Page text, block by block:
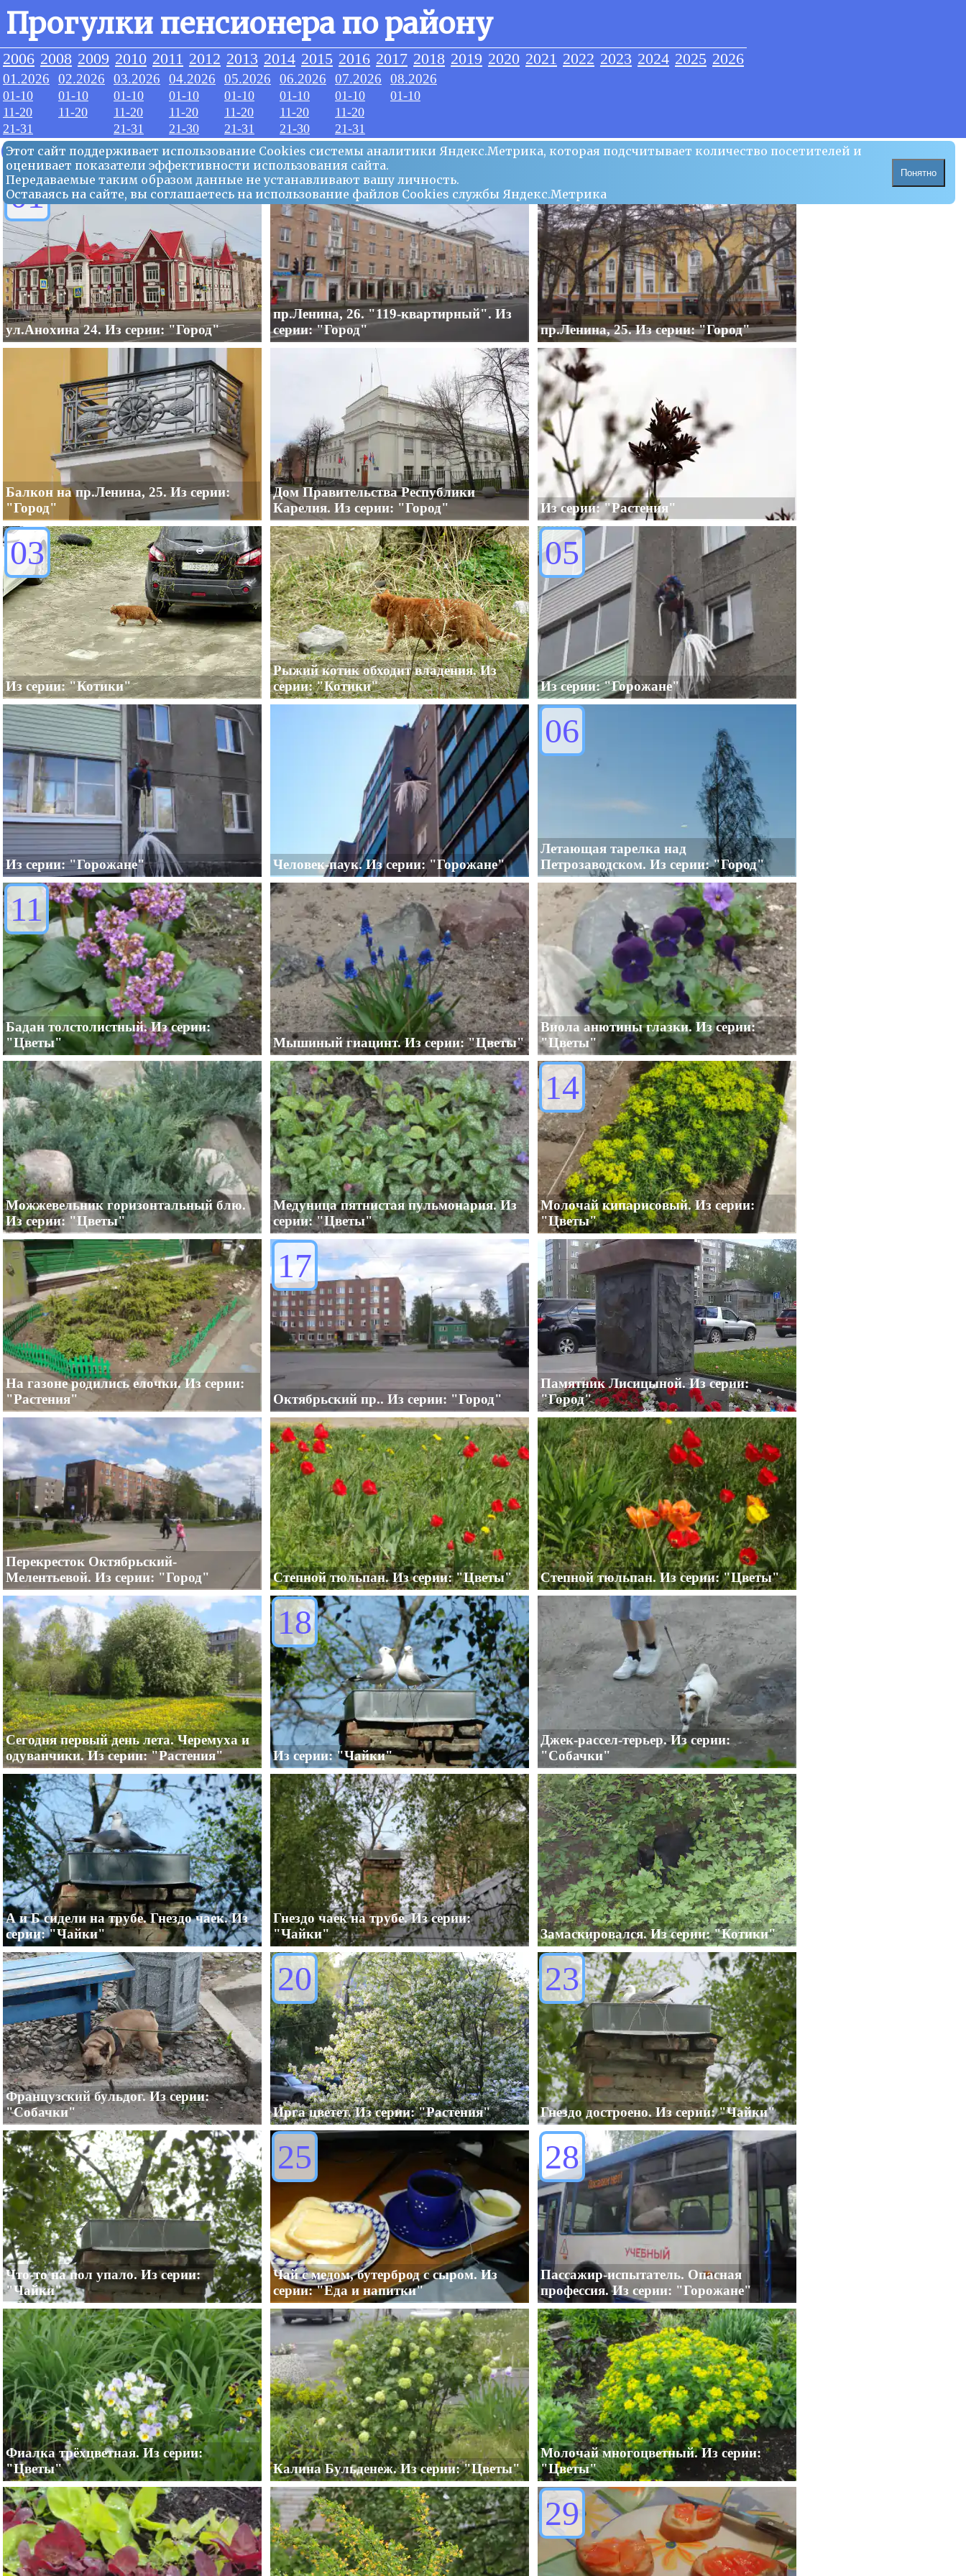
Прогулки пенсионера по району
2006 2008 2009 2010 2011 2012 2013 2014 2015 2016 2017 2018 2019 2020 2021 2022 2023 2024 2025 2026
01.2026
01-10
11-20
21-31
02.2026
01-10
11-20
03.2026
01-10
11-20
21-31
04.2026
01-10
11-20
21-30
05.2026
01-10
11-20
21-31
06.2026
01-10
11-20
21-30
07.2026
01-10
11-20
21-31
08.2026
01-10
Этот сайт поддерживает использование Сookies системы аналитики Яндекс.Метрика, которая подсчитывает количество посетителей и
оценивает показатели эффективности использования сайта.
Передаваемые таким образом данные не устанавливают вашу личность.
Оставаясь на сайте, вы соглашаетесь на использование файлов Сookies службы Яндекс.Метрика
Понятно
05.2026
01
ул.Анохина 24. Из серии: "Город"
пр.Ленина, 26. "119-квартирный". Из
серии: "Город"
пр.Ленина, 25. Из серии: "Город"
Балкон на пр.Ленина, 25. Из серии:
"Город"
Дом Правительства Республики
Карелия. Из серии: "Город"
Из серии: "Растения"
03
Из серии: "Котики"
Рыжий котик обходит владения. Из
серии: "Котики"
05
Из серии: "Горожане"
Из серии: "Горожане" Человек-паук. Из серии: "Горожане"
06
Летающая тарелка над
Петрозаводском. Из серии: "Город"
11
Бадан толстолистный. Из серии:
"Цветы"
Мышиный гиацинт. Из серии: "Цветы"
Виола анютины глазки. Из серии:
"Цветы"
Можжевельник горизонтальный блю.
Из серии: "Цветы"
Медуница пятнистая пульмонария. Из
серии: "Цветы"
14
Молочай кипарисовый. Из серии:
"Цветы"
На газоне родились елочки. Из серии:
"Растения"
17
Октябрьский пр.. Из серии: "Город"
Памятник Лисицыной. Из серии:
"Город"
Перекресток Октябрьский-
Мелентьевой. Из серии: "Город"
Степной тюльпан. Из серии: "Цветы" Степной тюльпан. Из серии: "Цветы"
Сегодня первый день лета. Черемуха и
одуванчики. Из серии: "Растения"
18
Из серии: "Чайки"
Джек-рассел-терьер. Из серии:
"Собачки"
А и Б сидели на трубе. Гнездо чаек. Из
серии: "Чайки"
Гнездо чаек на трубе. Из серии:
"Чайки"
Замаскировался. Из серии: "Котики"
Французский бульдог. Из серии:
"Собачки"
20
Ирга цветет. Из серии: "Растения"
23
Гнездо достроено. Из серии: "Чайки"
Что-то на пол упало. Из серии:
"Чайки"
25
Чай с медом, бутерброд с сыром. Из
серии: "Еда и напитки"
28
Пассажир-испытатель. Опасная
профессия. Из серии: "Горожане"
Фиалка трёхцветная. Из серии:
"Цветы"
Калина Бульденеж. Из серии: "Цветы"
Молочай многоцветный. Из серии:
"Цветы"
29